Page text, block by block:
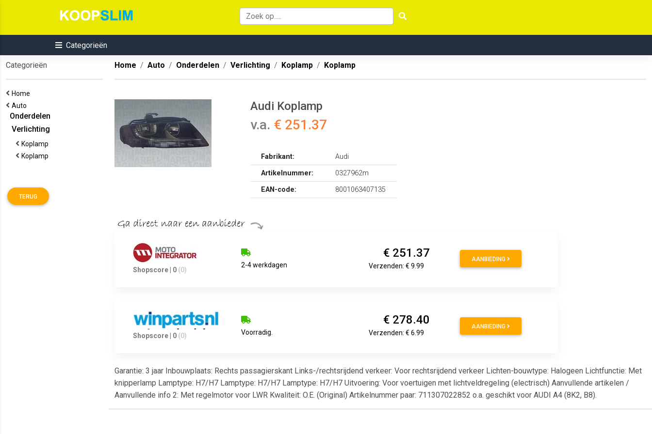
Categorieën
Categorieën
Home
Auto
Onderdelen
Verlichting
Koplamp
Koplamp
TERUG
Home Auto Onderdelen Verlichting Koplamp Koplamp
Audi Koplamp
v.a. € 251.37
Fabrikant:
Audi
Artikelnummer:
0327962m
EAN-code:
8001063407135
Shopscore | 0 (0)
2-4 werkdagen
€ 251.37
Verzenden: € 9.99
AANBIEDING
Shopscore | 0 (0) Voorradig.
€ 278.40
Verzenden: € 6.99
AANBIEDING
Garantie: 3 jaar Inbouwplaats: Rechts passagierskant Links-/rechtsrijdend verkeer: Voor rechtsrijdend verkeer Lichten-bouwtype: Halogeen Lichtfunctie: Met
knipperlamp Lamptype: H7/H7 Lamptype: H7/H7 Lamptype: H7/H7 Uitvoering: Voor voertuigen met lichtveldregeling (electrisch) Aanvullende artikelen /
Aanvullende info 2: Met regelmotor voor LWR Kwaliteit: O.E. (Original) Artikelnummer paar: 711307022852 o.a. geschikt voor AUDI A4 (8K2, B8).